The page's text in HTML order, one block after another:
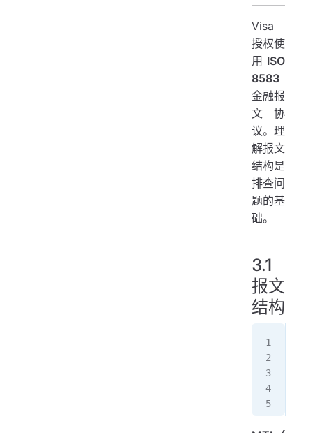
Visa
授权使
用 ISO
8583
金融报
文协
议。理
解报文
结构是
排查问
题的基
础。
3.1
报文
结构